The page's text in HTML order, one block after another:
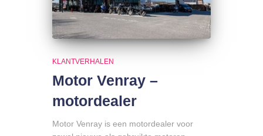
KLANTVERHALEN
Motor Venray –
motordealer
Motor Venray is een motordealer voor